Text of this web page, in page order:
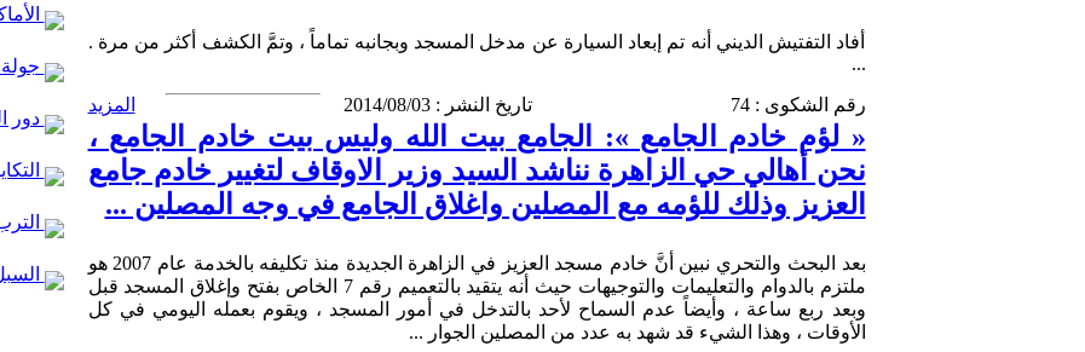
دور
أفاد التفتيش الديني أنه تم إبعاد السيارة عن مدخل المسجد وبجانبه تماماً ، وتمَّ الكشف أكثر من مرة .
...
رقم الشكوى : 74
تاريخ النشر : 2014/08/03 المزيد
« لؤم خادم الجامع »: الجامع بيت الله وليس بيت خادم الجامع ،
نحن أهالي حي الزاهرة نناشد السيد وزير الاوقاف لتغيير خادم جامع
العزيز وذلك للؤمه مع المصلين واغلاق الجامع في وجه المصلين ...
بعد البحث والتحري نبين أنَّ خادم مسجد العزيز في الزاهرة الجديدة منذ تكليفه بالخدمة عام 2007 هو
ملتزم بالدوام والتعليمات والتوجيهات حيث أنه يتقيد بالتعميم رقم 7 الخاص بفتح وإغلاق المسجد قبل
وبعد ربع ساعة ، وأيضاً عدم السماح لأحد بالتدخل في أمور المسجد ، ويقوم بعمله اليومي في كل
الأوقات ، وهذا الشيء قد شهد به عدد من المصلين الجوار ...